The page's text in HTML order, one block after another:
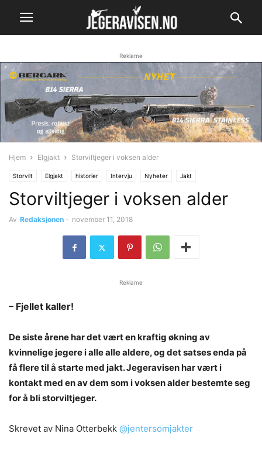
Reklame
Hjem Elgjakt Storviltjeger i voksen alder
Storvilt Elgjakt historier Intervju Nyheter Jakt
Storviltjeger i voksen alder
Av Redaksjonen - november 11, 2018
Reklame
– Fjellet kaller!
De siste årene har det vært en kraftig økning av
kvinnelige jegere i alle alle aldere, og det satses enda på
få flere til å starte med jakt. Jegeravisen har vært i
kontakt med en av dem som i voksen alder bestemte seg
for å bli storviltjeger.
Skrevet av Nina Otterbekk @jentersomjakter